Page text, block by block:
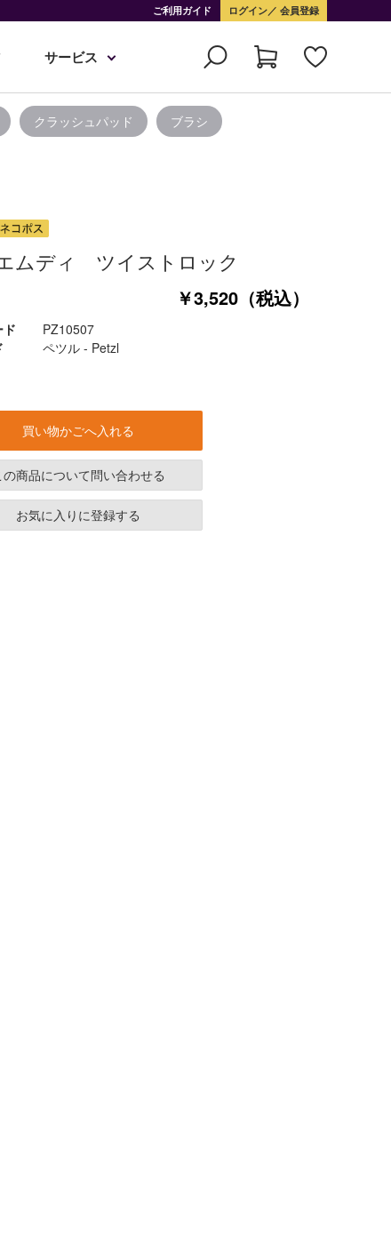
ご利用ガイド ログイン 会員登録
サービス
クラッシュパッド ブラシ
ムディ ツイストロック
￥3,520（税込）
PZ10507
ペツル - Petzl
買い物かごへ入れる
の商品について問い合わせる
お気に入りに登録する